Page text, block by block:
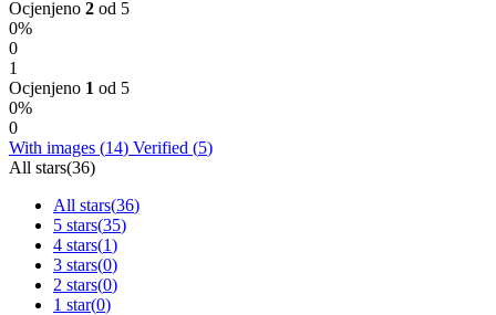
Ocjenjeno 2 od 5
0%
0
1
Ocjenjeno 1 od 5
0%
0
With images (14) Verified (5)
All stars(36)
All stars(36)
5 stars(35)
4 stars(1)
3 stars(0)
2 stars(0)
1 star(0)